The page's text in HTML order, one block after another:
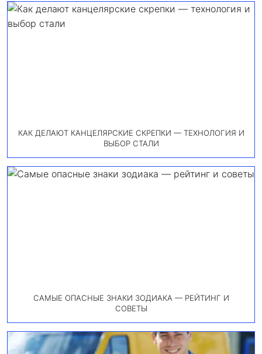
КАК ДЕЛАЮТ КАНЦЕЛЯРСКИЕ СКРЕПКИ — ТЕХНОЛОГИЯ И
ВЫБОР СТАЛИ
САМЫЕ ОПАСНЫЕ ЗНАКИ ЗОДИАКА — РЕЙТИНГ И
СОВЕТЫ